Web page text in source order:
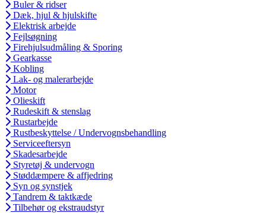
Buler & ridser
Dæk, hjul & hjulskifte
Elektrisk arbejde
Fejlsøgning
Firehjulsudmåling & Sporing
Gearkasse
Kobling
Lak- og malerarbejde
Motor
Olieskift
Rudeskift & stenslag
Rustarbejde
Rustbeskyttelse / Undervognsbehandling
Serviceeftersyn
Skadesarbejde
Styretøj & undervogn
Støddæmpere & affjedring
Syn og synstjek
Tandrem & taktkæde
Tilbehør og ekstraudstyr